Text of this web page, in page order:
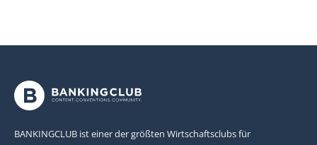
BANKINGCLUB ist einer der größten Wirtschaftsclubs für